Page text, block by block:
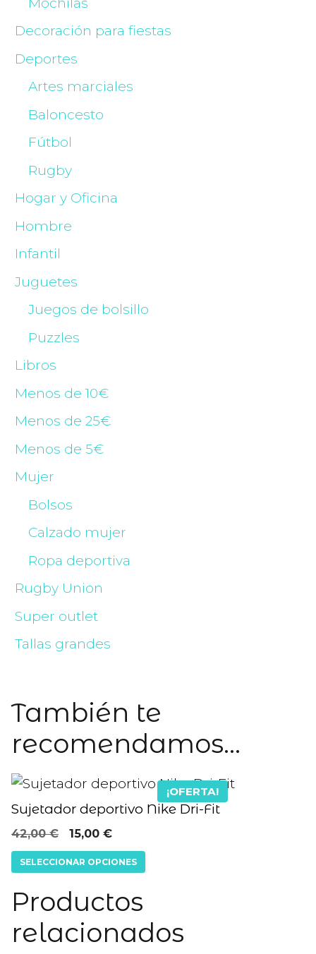
Decoración para fiestas
Deportes
Artes marciales
Baloncesto
Fútbol
Rugby
Hogar y Oficina
Hombre
Infantil
Juguetes
Juegos de bolsillo
Puzzles
Libros
Menos de 10€
Menos de 25€
Menos de 5€
Mujer
Bolsos
Calzado mujer
Ropa deportiva
Rugby Union
Super outlet
Tallas grandes
También te
recomendamos…
¡OFERTA!
Sujetador deportivo Nike Dri-Fit
42,00€
El
precio
original
era:
42,00 €.
15,00 €El
precio
actual
15,00 €.
SELECCIONAR OPCIONES
Este
producto
tiene
variantes.
Las
opciones
se
Productos
relacionados